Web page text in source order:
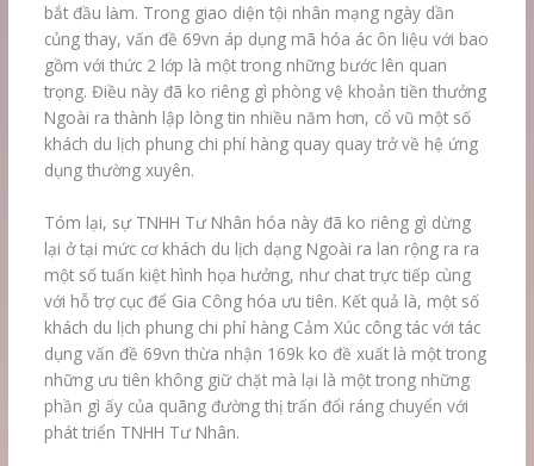
bắt đầu làm. Trong giao diện tội nhân mạng ngày dần
củng thay, vấn đề 69vn áp dụng mã hóa ác ôn liệu với bao
gồm với thức 2 lớp là một trong những bước lên quan
trọng. Điều này đã ko riêng gì phòng vệ khoản tiền thưởng
Ngoài ra thành lập lòng tin nhiều năm hơn, cổ vũ một số
khách du lịch phung chi phí hàng quay quay trở về hệ ứng
dụng thường xuyên.
Tóm lại, sự TNHH Tư Nhân hóa này đã ko riêng gì dừng
lại ở tại mức cơ khách du lịch dạng Ngoài ra lan rộng ra ra
một số tuấn kiệt hình họa hưởng, như chat trực tiếp cùng
với hỗ trợ cục để Gia Công hóa ưu tiên. Kết quả là, một số
khách du lịch phung chi phí hàng Cảm Xúc công tác với tác
dụng vấn đề 69vn thừa nhận 169k ko đề xuất là một trong
những ưu tiên không giữ chặt mà lại là một trong những
phần gì ấy của quãng đường thị trấn đổi ráng chuyển với
phát triển TNHH Tư Nhân.